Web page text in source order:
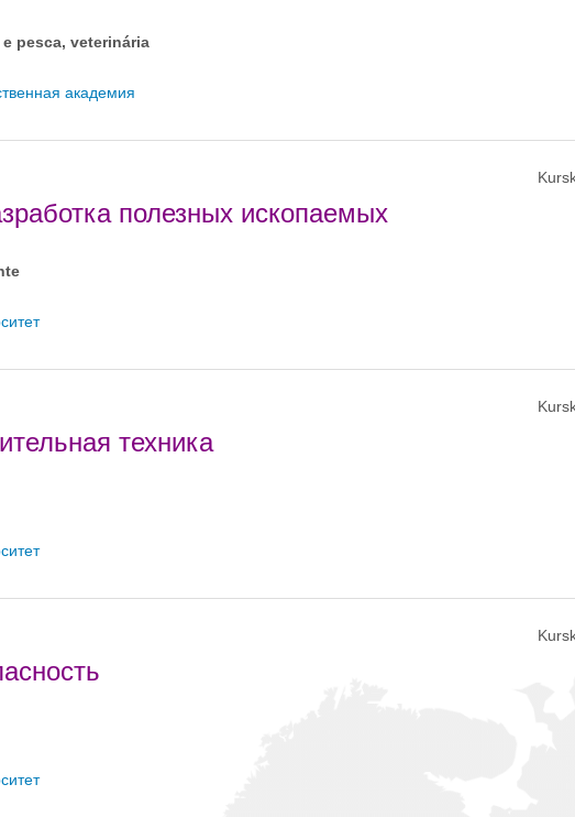
pesca, veterinária
академия
полезных ископаемых
техника